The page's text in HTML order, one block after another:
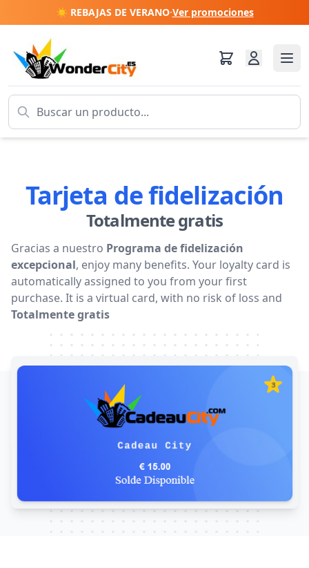
☀️ REBAJAS DE VERANO·Ver promociones
Tarjeta de fidelización
Totalmente gratis
Gracias a nuestro Programa de fidelización
excepcional, enjoy many benefits. Your loyalty card is
automatically assigned to you from your first
purchase. It is a virtual card, with no risk of loss and
Totalmente gratis